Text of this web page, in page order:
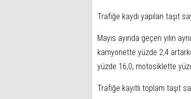
Trafiğe kaydı yapılan taşıt
Mayıs ayında geçen yılın
kamyonette yüzde 2,4
yüzde 16,0, motosiklette
Trafiğe kayıtlı toplam taşıt